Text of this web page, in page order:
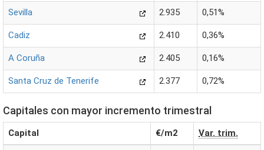
Sevilla 2.935 0,51%
Cadiz 2.410 0,36%
A Coruña 2.405 0,16%
Santa Cruz de Tenerife 2.377 0,72%
Capitales con mayor incremento trimestral
Capital €/m2 Var. trim.